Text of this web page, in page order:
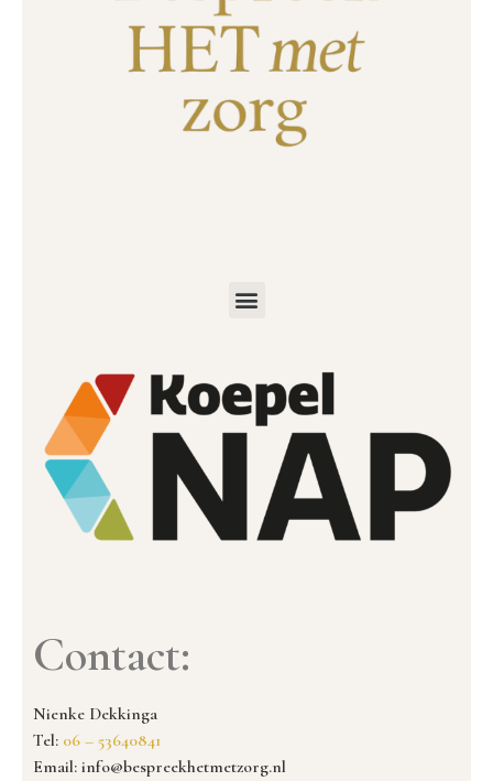
Contact:
Nienke Dekkinga
Tel: 06 – 53640841
Email: info@bespreekhetmetzorg.nl